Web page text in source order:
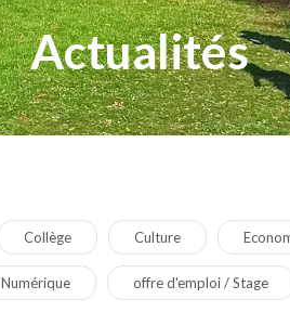
Actualités
Collège Culture
Numérique offre d'emploi / Stage